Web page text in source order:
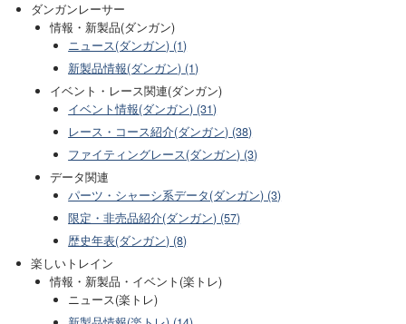
ダンガンレーサー
情報・新製品(ダンガン)
ニュース(ダンガン) (1)
新製品情報(ダンガン) (1)
イベント・レース関連(ダンガン)
イベント情報(ダンガン) (31)
レース・コース紹介(ダンガン) (38)
ファイティングレース(ダンガン) (3)
データ関連
パーツ・シャーシ系データ(ダンガン) (3)
限定・非売品紹介(ダンガン) (57)
歴史年表(ダンガン) (8)
楽しいトレイン
情報・新製品・イベント(楽トレ)
ニュース(楽トレ)